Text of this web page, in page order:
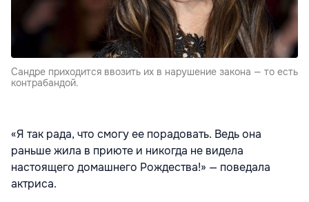
Сандре приходится ввозить их в нарушение закона — то есть
контрабандой.
«Я так рада, что смогу ее порадовать. Ведь она
раньше жила в приюте и никогда не видела
настоящего домашнего Рождества!» — поведала
актриса.